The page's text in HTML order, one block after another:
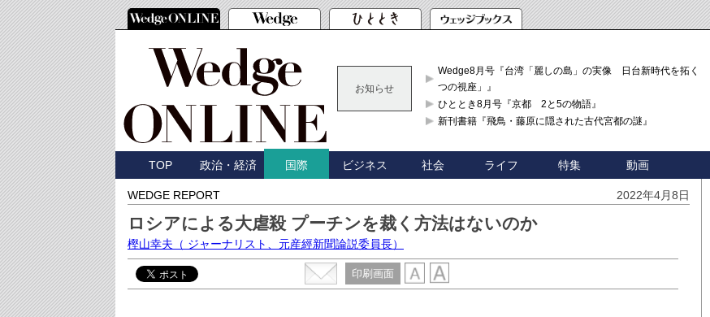
お知らせ
Wedge8月号『台湾「麗しの島」の実像 日台新時代を拓く「3
つの視座」』
ひととき8月号『京都 2と5の物語』
新刊書籍『飛鳥・藤原に隠された古代宮都の謎』
TOP 政治・経済 国際 ビジネス 社会 ライフ 特集 動画
WEDGE REPORT 2022年4月8日
ロシアによる大虐殺 プーチンを裁く方法はないのか
樫山幸夫 （ ジャーナリスト、元産經新聞論説委員長）
印刷画面